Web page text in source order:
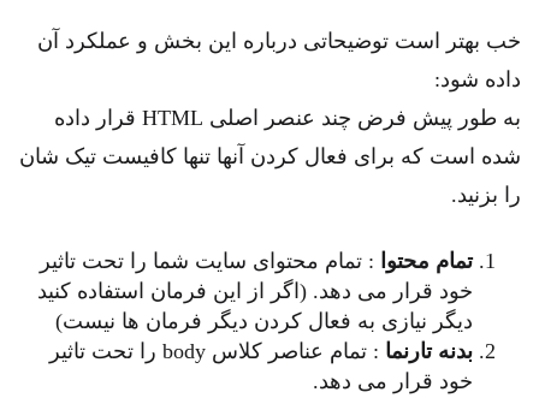
خب بهتر است توضیحاتی درباره این بخش و عملکرد آن
داده شود:
به طور پیش فرض چند عنصر اصلی HTML قرار داده
شده است که برای فعال کردن آنها تنها کافیست تیک شان
را بزنید.
تمام محتوا : تمام محتوای سایت شما را تحت تاثیر
خود قرار می دهد. (اگر از این فرمان استفاده کنید
دیگر نیازی به فعال کردن دیگر فرمان ها نیست)
بدنه تارنما
: تمام عناصر کلاس body را تحت تاثیر
خود قرار می دهد.